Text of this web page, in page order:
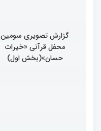
گزارش تصویری سومین
محفل قرآنی «خیرات
حسان»(بخش اول)